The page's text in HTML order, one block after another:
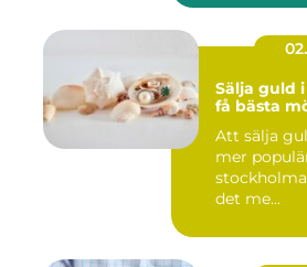
Sälja guld
få bästa
Att sälja
mer
det me...